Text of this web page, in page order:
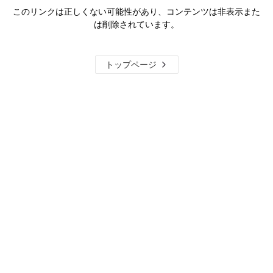
このリンクは正しくない可能性があり、コンテンツは非表示また
は削除されています。
トップページ